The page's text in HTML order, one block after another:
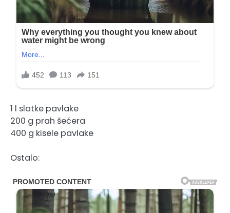
1 l slatke pavlake
200 g prah šećera
400 g kisele pavlake
Ostalo: